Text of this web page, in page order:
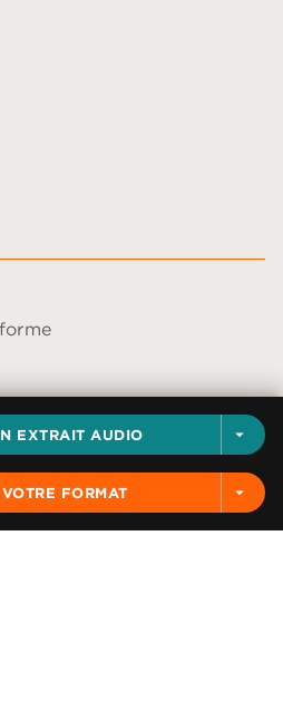
EXTRAIT AUDIO arrow_drop_down
FORMAT arrow_drop_down